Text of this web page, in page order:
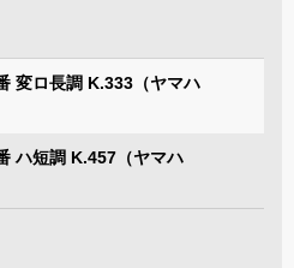
変ロ長調 K.333（ヤマハ
ハ短調 K.457（ヤマハ